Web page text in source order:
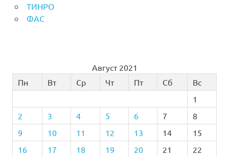
ТИНРО
ФАС
Август 2021
Пн
Вт Ср Чт Пт Сб
Вс
1
2
3 4 5 6 7
8
9
10 11 12 13 14
15
16
17 18 19 20 21 22